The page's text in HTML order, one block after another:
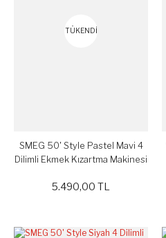
TÜKENDİ
SMEG 50' Style Pastel Mavi 4
Dilimli Ekmek Kızartma Makinesi
5.490,00 TL